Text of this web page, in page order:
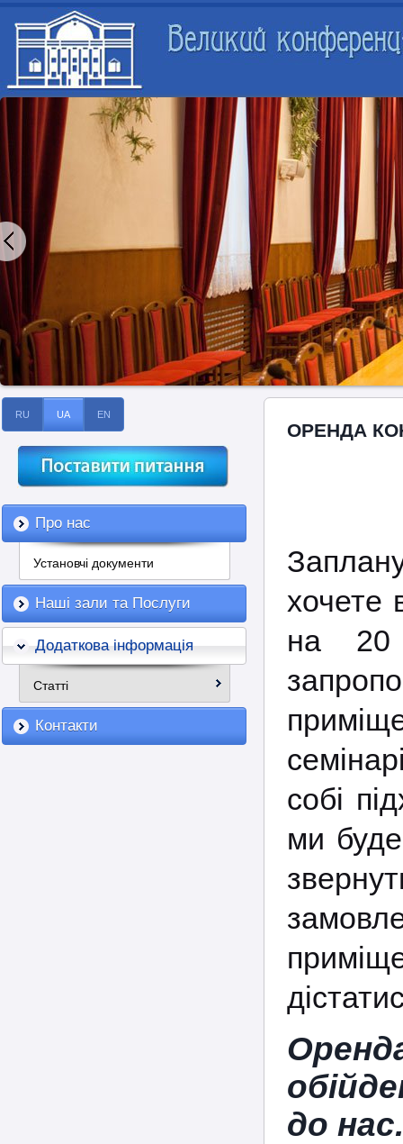
RU UA EN
Про нас
Установчі документи
Наші зали та Послуги
Додаткова інформація
Статті
Контакти
ОРЕНДА
хочете
на 20
собі
ми
до нас.